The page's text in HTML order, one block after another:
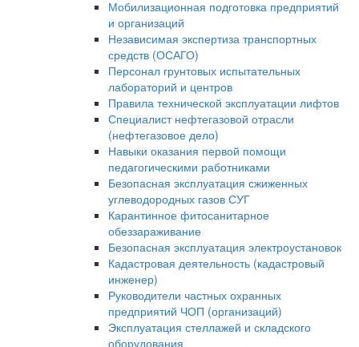
Мобилизационная подготовка предприятий
и организаций
Независимая экспертиза транспортных
средств (ОСАГО)
Персонал грунтовых испытательных
лабораторий и центров
Правила технической эксплуатации лифтов
Специалист нефтегазовой отрасли
(нефтегазовое дело)
Навыки оказания первой помощи
педагогическими работниками
Безопасная эксплуатация сжиженных
углеводородных газов СУГ
Карантинное фитосанитарное
обеззараживание
Безопасная эксплуатация электроустановок
Кадастровая деятельность (кадастровый
инженер)
Руководители частных охранных
предприятий ЧОП (организаций)
Эксплуатация стеллажей и складского
оборудования